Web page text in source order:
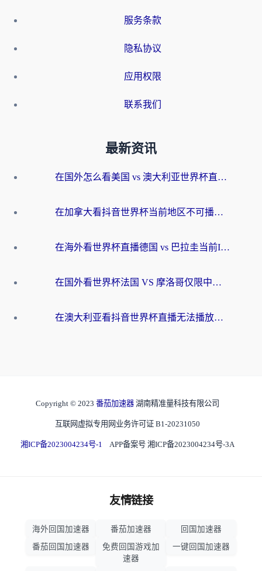
服务条款
隐私协议
应用权限
联系我们
最新资讯
在国外怎么看美国 vs 澳大利亚世界杯直播？海外党必藏的中文解说观赛指南
在加拿大看抖音世界杯当前地区不可播放？海外党体育观赛终极指南
在海外看世界杯直播德国 vs 巴拉圭当前IP受限制？这篇指南帮你轻松解决地区限制
在国外看世界杯法国 VS 摩洛哥仅限中国大陆？别让地域限制拦下你的欢呼
在澳大利亚看抖音世界杯直播无法播放？海外党体育观赛终极指南来了！
Copyright © 2023 番茄加速器 湖南精准量科技有限公司
互联网虚拟专用网业务许可证 B1-20231050
湘ICP备2023004234号-1 APP备案号 湘ICP备2023004234号-3A
友情链接
海外回国加速器 番茄加速器
回国加速器
番茄回国加速器
免费回国游戏加
速器
一键回国加速器